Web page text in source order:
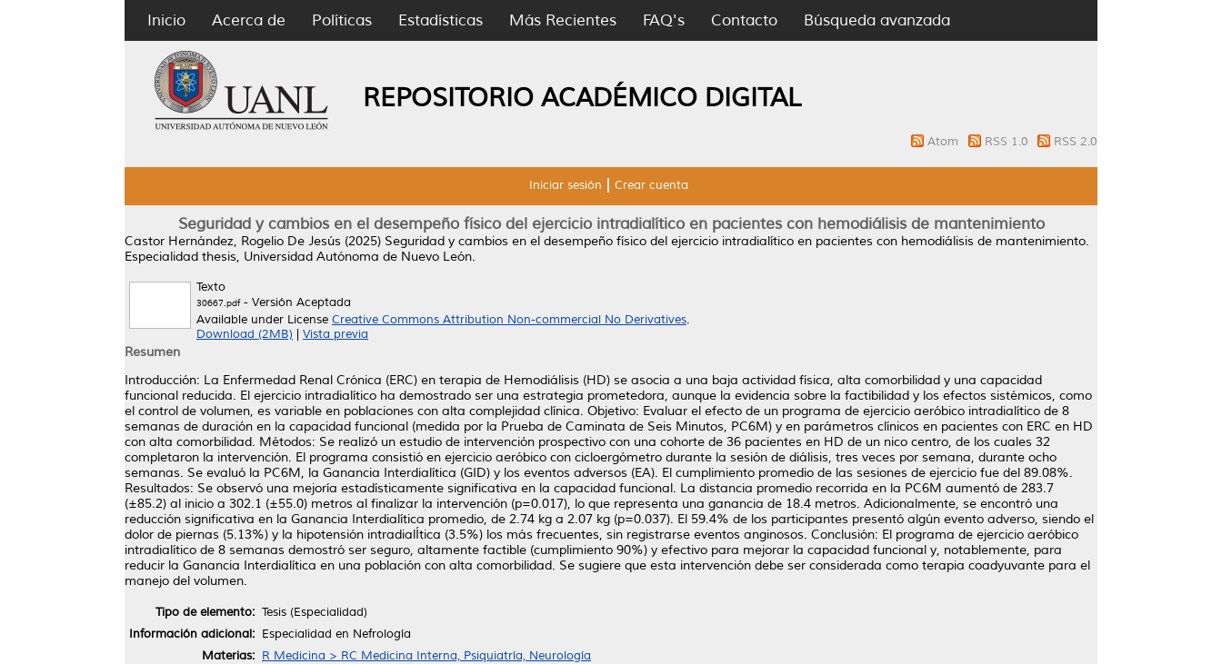
Inicio Acerca de Políticas Estadísticas Más Recientes FAQ's Contacto Búsqueda avanzada
REPOSITORIO ACADÉMICO DIGITAL
Atom RSS 1.0 RSS 2.0
Iniciar sesión Crear cuenta
Seguridad y cambios en el desempeño físico del ejercicio intradialítico en pacientes con hemodiálisis de mantenimiento
Castor Hernández, Rogelio De Jesús (2025) Seguridad y cambios en el desempeño físico del ejercicio intradialítico en pacientes con hemodiálisis de mantenimiento.
Especialidad thesis, Universidad Autónoma de Nuevo León.
Texto
30667.pdf- Versión Aceptada
Available under License Creative Commons Attribution Non-commercial No Derivatives.
Download (2MB)
Vista previa
Resumen
Introducción: La Enfermedad Renal Crónica (ERC) en terapia de Hemodiálisis (HD) se asocia a una baja actividad física, alta comorbilidad y una capacidad
funcional reducida. El ejercicio intradialítico ha demostrado ser una estrategia prometedora, aunque la evidencia sobre la factibilidad y los efectos sistémicos, como
el control de volumen, es variable en poblaciones con alta complejidad clínica. Objetivo: Evaluar el efecto de un programa de ejercicio aeróbico intradialítico de 8
semanas de duración en la capacidad funcional (medida por la Prueba de Caminata de Seis Minutos, PC6M) y en parámetros clínicos en pacientes con ERC en HD
con alta comorbilidad. Métodos: Se realizó un estudio de intervención prospectivo con una cohorte de 36 pacientes en HD de un nico centro, de los cuales 32
completaron la intervención. El programa consistió en ejercicio aeróbico con cicloergómetro durante la sesión de diálisis, tres veces por semana, durante ocho
semanas. Se evaluó la PC6M, la Ganancia Interdialítica (GID) y los eventos adversos (EA). El cumplimiento promedio de las sesiones de ejercicio fue del 89.08%.
Resultados: Se observó una mejoría estadísticamente significativa en la capacidad funcional. La distancia promedio recorrida en la PC6M aumentó de 283.7
(±85.2) al inicio a 302.1 (±55.0) metros al finalizar la intervención (p=0.017), lo que representa una ganancia de 18.4 metros. Adicionalmente, se encontró una
reducción significativa en la Ganancia Interdialítica promedio, de 2.74 kg a 2.07 kg (p=0.037). El 59.4% de los participantes presentó algún evento adverso, siendo el
dolor de piernas (5.13%) y la hipotensión intradialÍtica (3.5%) los más frecuentes, sin registrarse eventos anginosos. Conclusión: El programa de ejercicio aeróbico
intradialítico de 8 semanas demostró ser seguro, altamente factible (cumplimiento 90%) y efectivo para mejorar la capacidad funcional y, notablemente, para
reducir la Ganancia Interdialítica en una población con alta comorbilidad. Se sugiere que esta intervención debe ser considerada como terapia coadyuvante para el
manejo del volumen.
Tipo de elemento: Tesis (Especialidad)
Información adicional: Especialidad en Nefrología
Materias: R Medicina > RC Medicina Interna, Psiquiatría, Neurología